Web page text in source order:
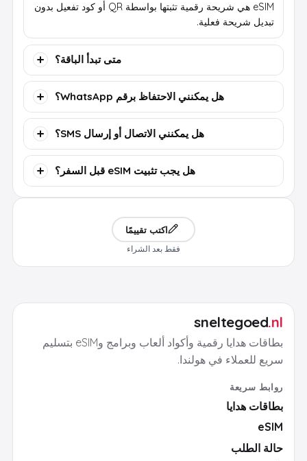
eSIM هي شريحة رقمية تثبتها بواسطة QR أو كود تفعيل بدون
تبديل شريحة فعلية.
متى تبدأ الباقة؟
هل يمكنني الاحتفاظ برقم WhatsApp؟
هل يمكنني الاتصال أو إرسال SMS؟
هل يجب تثبيت eSIM قبل السفر؟
اكتب تقييمًا
فقط بعد الشراء
sneltegoed.nl
بطاقات هدايا رقمية وأكواد ألعاب وبرامج وeSIM بتسليم
سريع للعملاء في هولندا.
روابط سريعة
بطاقات هدايا
eSIM
حالة الطلب